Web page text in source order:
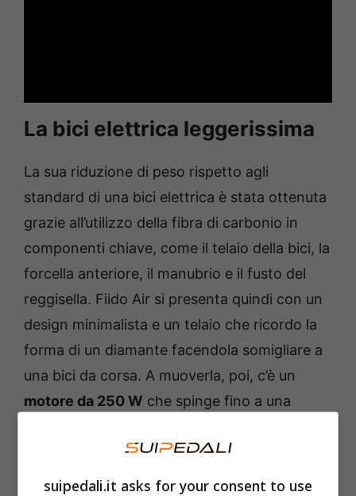
La bici elettrica leggerissima
La sua riduzione di peso rispetto agli
standard di una bici elettrica è stata ottenuta
grazie all’utilizzo della fibra di carbonio in
componenti chiave, come il telaio della bici, la
forcella anteriore, il manubrio e il fusto del
reggisella. Fiido Air si presenta quindi con un
design minimalista e un telaio che ricordo la
forma di un diamante facendola somigliare a
una bici da corsa. A muoverla, poi, c’è un
motore da 250 W che spinge fino a una
dalle leggi europee – abbinato a una batteria
da 208,8 Wh che promette fino a 80 km.
suipedali.it asks for your consent to use